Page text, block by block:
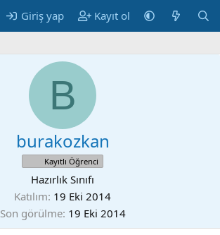
Giriş yap Kayıt ol
B
burakozkan
Kayıtlı Öğrenci
Hazırlık Sınıfı
Katılım 19 Eki 2014
Son görülme 19 Eki 2014